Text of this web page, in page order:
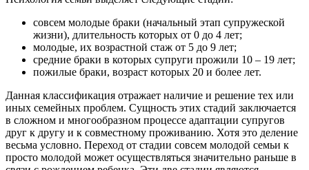
совсем молодые браки (начальный этап супружеской
жизни), длительность которых от 0 до 4 лет;
молодые, их возрастной стаж от 5 до 9 лет;
средние браки в которых супруги прожили 10 – 19 лет;
пожилые браки, возраст которых 20 и более лет.
Данная классификация отражает наличие и решение тех или
иных семейных проблем. Сущность этих стадий заключается
в сложном и многообразном процессе адаптации супругов
друг к другу и к совместному проживанию. Хотя это деление
весьма условно. Переход от стадии совсем молодой семьи к
просто молодой может осуществляться значительно раньше в